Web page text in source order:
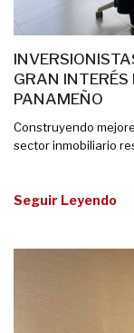
GRAN INTERÉS
PANAMEÑO
Construyendo
sector inmobiliario
Seguir Leyendo